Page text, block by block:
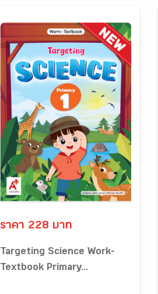
ราคา 228 บาท
Targeting Science Work-
Textbook Primary...